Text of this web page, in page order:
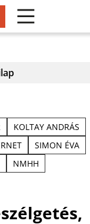
KOLTAY ANDRÁS
SIMON ÉVA
NMHH